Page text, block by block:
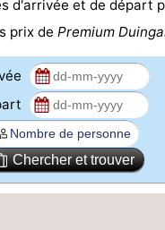
d'arrivée et de départ
prix de Premium
Chercher et trouver